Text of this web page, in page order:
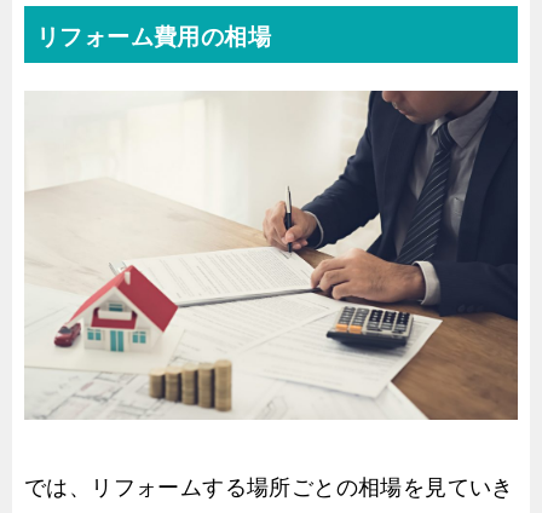
リフォーム費用の相場
では、リフォームする場所ごとの相場を見ていき